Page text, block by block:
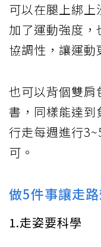
可以在腿上綁上
加了運動強度
協調性，讓運動
也可以背個雙肩
書，同樣能達到
行走每週進行
可。
做5件事讓走
1.走姿要科學